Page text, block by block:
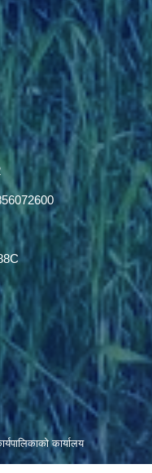
कार्यालय